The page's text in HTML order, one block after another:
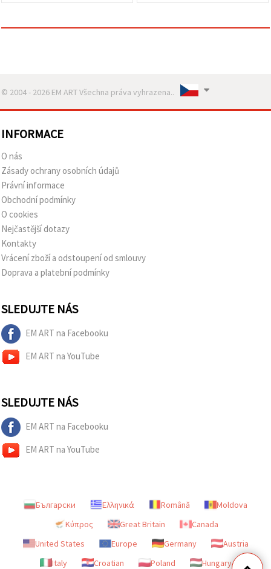
© 2004 - 2026 EM ART Všechna práva vyhrazena..
INFORMACE
O nás
Zásady ochrany osobních údajů
Právní informace
Obchodní podmínky
O cookies
Nejčastější dotazy
Kontakty
Vrácení zboží a odstoupení od smlouvy
Doprava a platební podmínky
SLEDUJTE NÁS
EM ART na Facebooku
EM ART na YouTube
SLEDUJTE NÁS
EM ART na Facebooku
EM ART na YouTube
Български Ελληνικά Română
Moldova
Κύπρος
Great Britain
Canada
United States
Europe Germany
Austria
Italy
Croatian Poland Hungary